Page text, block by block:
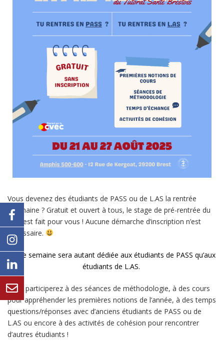
Vous devenez des étudiants de PASS ou de L.AS la rentrée
prochaine ? Gratuit et ouvert à tous, le stage de pré-rentrée du
TSB est fait pour vous ! Aucune démarche d’inscription n’est
nécessaire.
Cette semaine sera autant dédiée aux étudiants de PASS qu’aux
étudiants de L.AS.
Vous participerez à des séances de méthodologie, à des cours
pour appréhender les premières notions de l’année, à des temps
questions/réponses avec d’anciens étudiants de PASS ou de
L.AS ou encore à des activités de cohésion pour rencontrer
d’autres étudiants !